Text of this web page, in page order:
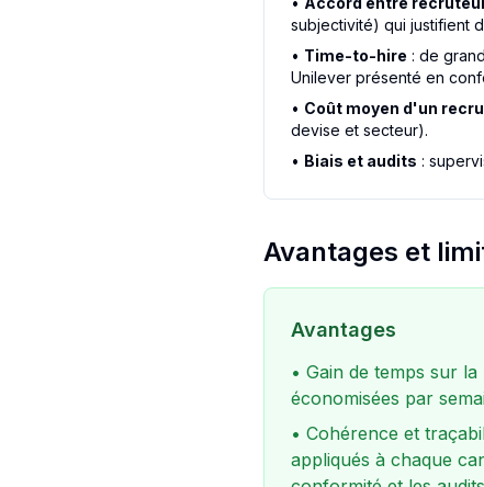
subjectivité) qui justifient
• Time-to-hire : de
Unilever présenté en
• Coût moyen d'un
devise et secteur).
• Biais et audits :
Avantages et
Avantages
• Gain de temps sur
économisées par
• Cohérence et
appliqués à chaque